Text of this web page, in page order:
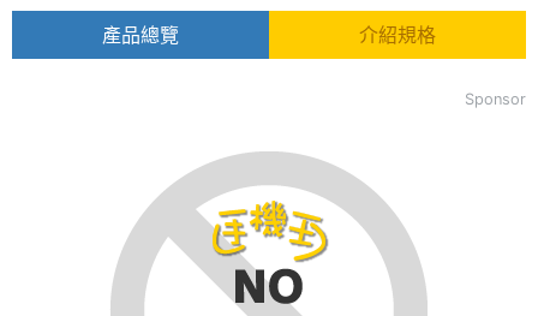
產品總覽 介紹規格
Sponsor